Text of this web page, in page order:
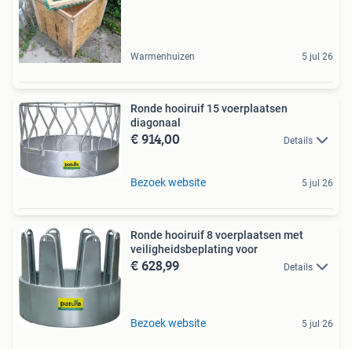
Warmenhuizen 5 jul 26
Ronde hooiruif 15 voerplaatsen
diagonaal
€ 914,00 Details
Bezoek website 5 jul 26
Ronde hooiruif 8 voerplaatsen met
veiligheidsbeplating voor
€ 628,99 Details
Bezoek website 5 jul 26